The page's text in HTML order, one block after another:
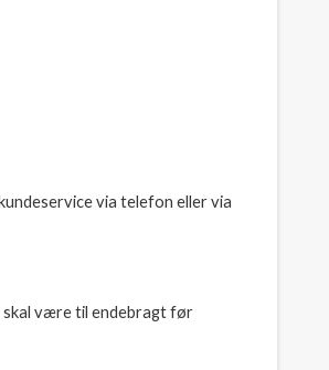
via telefon eller via
skal være til endebragt før